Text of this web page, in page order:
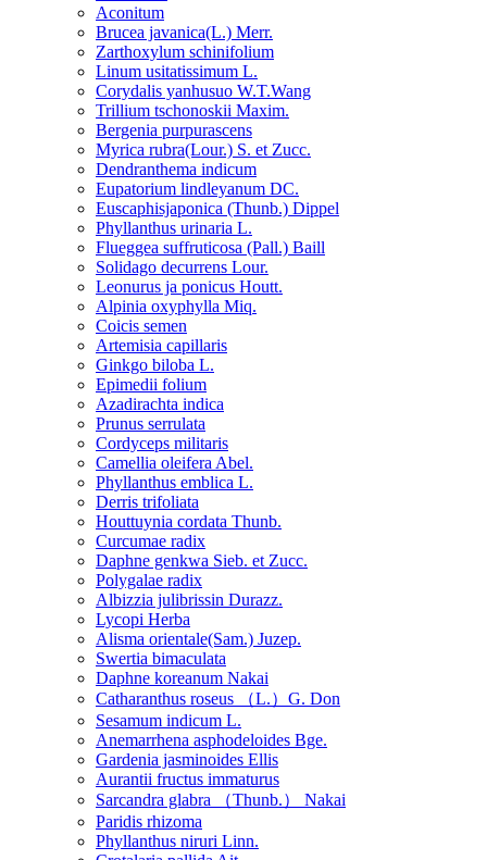
Aconitum
Brucea javanica(L.) Merr.
Zarthoxylum schinifolium
Linum usitatissimum L.
Corydalis yanhusuo W.T.Wang
Trillium tschonoskii Maxim.
Bergenia purpurascens
Myrica rubra(Lour.) S. et Zucc.
Dendranthema indicum
Eupatorium lindleyanum DC.
Euscaphisjaponica (Thunb.) Dippel
Phyllanthus urinaria L.
Flueggea suffruticosa (Pall.) Baill
Solidago decurrens Lour.
Leonurus ja ponicus Houtt.
Alpinia oxyphylla Miq.
Coicis semen
Artemisia capillaris
Ginkgo biloba L.
Epimedii folium
Azadirachta indica
Prunus serrulata
Cordyceps militaris
Camellia oleifera Abel.
Phyllanthus emblica L.
Derris trifoliata
Houttuynia cordata Thunb.
Curcumae radix
Daphne genkwa Sieb. et Zucc.
Polygalae radix
Albizzia julibrissin Durazz.
Lycopi Herba
Alisma orientale(Sam.) Juzep.
Swertia bimaculata
Daphne koreanum Nakai
Catharanthus roseus （L.）G. Don
Sesamum indicum L.
Anemarrhena asphodeloides Bge.
Gardenia jasminoides Ellis
Aurantii fructus immaturus
Sarcandra glabra （Thunb.） Nakai
Paridis rhizoma
Phyllanthus niruri Linn.